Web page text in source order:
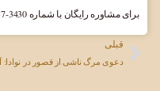
قبلی
برای مشاوره رایگان با شماره ‎702-337-3430 تماس بگیرید